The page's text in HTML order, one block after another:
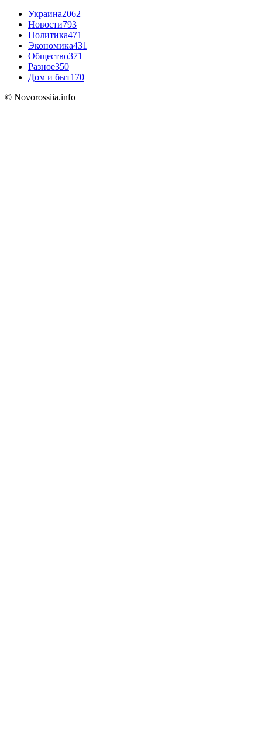
Украина2062
Новости793
Политика471
Экономика431
Общество371
Разное350
Дом и быт170
© Novorossiia.info